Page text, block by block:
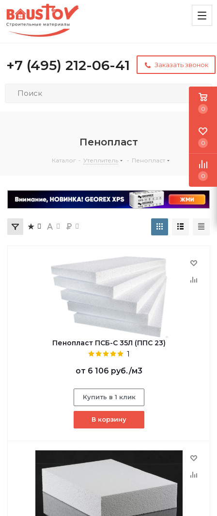
+7 (495) 212-06-41 Заказать звонок
Пенопласт
Каталог - Утеплитель - Пенопласт
Пенопласт ПСБ-С 35Л (ППС 23)
1
от 6 106 руб./м3
Купить в 1 клик
В корзину
0
0
0